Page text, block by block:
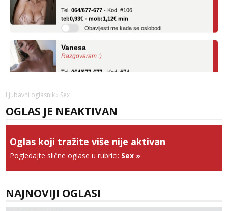
tel:0,93€ - mob:1,12€ min
Obavijesti me kada se oslobodi
Razgovaram :)
tel:0,93€ - mob:1,12€ min
Razgovaram :)
Tel:064/677-677- Kod: #128
Obavijesti me kada se oslobodi
Čekam tvoj poziv!
tel:0,93€ - mob:1,12€ min
Ljubavni oglasnik › Sex
OGLAS JE NEAKTIVAN
Oglas koji tražite više nije aktivan
Pogledajte slične oglase u rubrici: Sex »
NAJNOVIJI OGLASI